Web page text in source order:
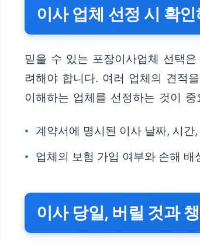
이사 업체 선정 시 확
믿을 수 있는 포장이사업체 선택
려해야 합니다. 여러 업체의 견적
이해하는 업체를 선정하는 것이
계약서에 명시된 이사 날짜, 시
업체의 보험 가입 여부와 손해
이사 당일, 버릴 것과